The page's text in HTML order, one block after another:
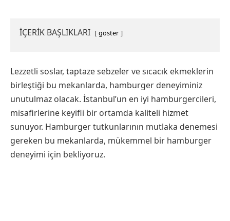
İÇERİK BAŞLIKLARI göster
Lezzetli soslar, taptaze sebzeler ve sıcacık ekmeklerin
birleştiği bu mekanlarda, hamburger deneyiminiz
unutulmaz olacak. İstanbul’un en iyi hamburgercileri,
misafirlerine keyifli bir ortamda kaliteli hizmet
sunuyor. Hamburger tutkunlarının mutlaka denemesi
gereken bu mekanlarda, mükemmel bir hamburger
deneyimi için bekliyoruz.